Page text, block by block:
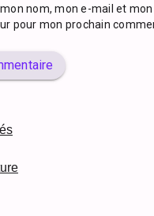
nom, mon e-mail et
pour mon prochain